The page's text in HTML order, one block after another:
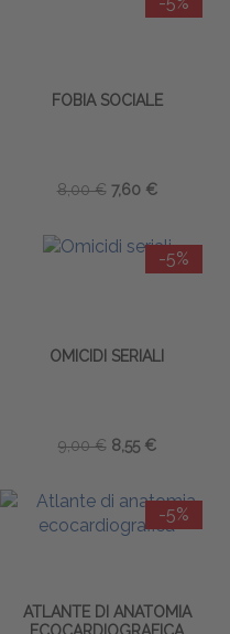
FOBIA SOCIALE
8,00 € 7,60 €
-5%
OMICIDI SERIALI
9,00 € 8,55 €
-5%
ATLANTE DI ANATOMIA